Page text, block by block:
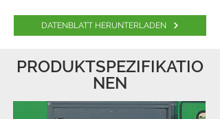
DATENBLATT HERUNTERLADEN
PRODUKTSPEZIFIKATIO
NEN